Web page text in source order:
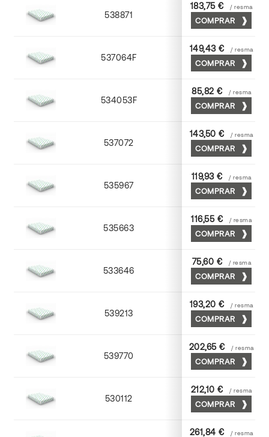
538871 70 x 100
183,75 € / resma
COMPRAR
537064F 63 x 88
149,43 € / resma
COMPRAR
534053F 53 x 75
85,82 € / resma
COMPRAR
537072 70 x 100
143,50 € / resma
COMPRAR
535967 65 x 90
119,93 € / resma
COMPRAR
535663 63 x 88
116,55 € / resma
COMPRAR
533646 45 x 64
75,60 € / resma
COMPRAR
539213 72 x 102
193,20 € / resma
COMPRAR
539770 70 x 100
202,65 € / resma
COMPRAR
530112 72 x 102
212,10 € / resma
COMPRAR
261,84 € / resma